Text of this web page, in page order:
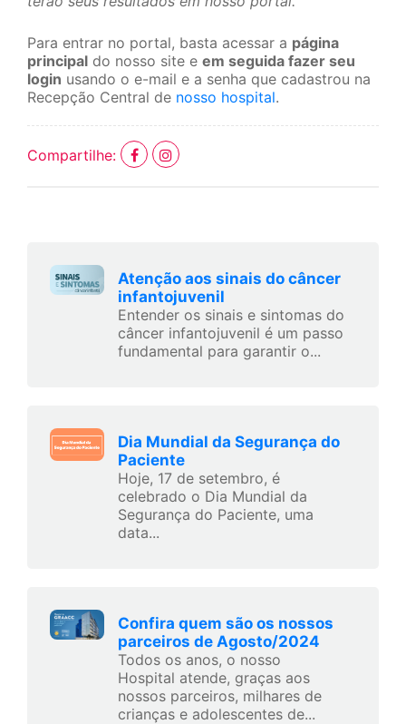
Para entrar no portal, basta acessar a página
principal do nosso site e em seguida fazer seu
login usando o e-mail e a senha que cadastrou na
Recepção Central de nosso hospital.
Compartilhe:
Atenção aos sinais do câncer
infantojuvenil
Entender os sinais e sintomas do
câncer infantojuvenil é um passo
fundamental para garantir o...
Dia Mundial da Segurança do
Paciente
Hoje, 17 de setembro, é
celebrado o Dia Mundial da
Segurança do Paciente, uma
data...
Confira quem são os nossos
parceiros de Agosto/2024
Todos os anos, o nosso
Hospital atende, graças aos
nossos parceiros, milhares de
crianças e adolescentes de...